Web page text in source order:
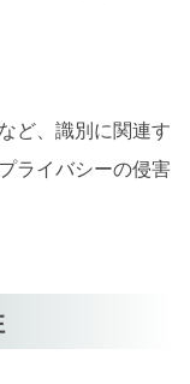
ど、識別に関連す
ライバシーの侵害